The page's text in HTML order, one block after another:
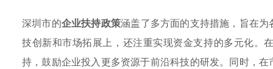
深圳市的企业扶持政策涵盖了多方面的支持措施，旨在
技创新和市场拓展上，还注重实现资金支持的多元化。
持，鼓励企业投入更多资源于前沿科技的研发。同时，